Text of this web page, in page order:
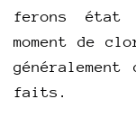
ferons état
moment de
faits.